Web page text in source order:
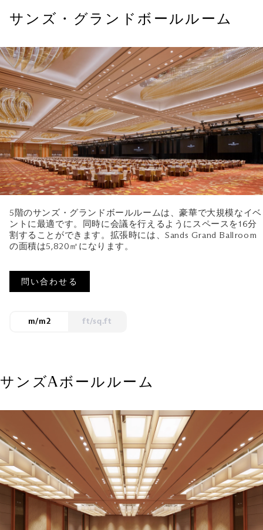
サンズ・グランドボールルーム
5階のサンズ・グランドボールルームは、豪華で大規模なイベ
ントに最適です。同時に会議を行えるようにスペースを16分
割することができます。拡張時には、Sands Grand Ballroom
の面積は5,820㎡になります。
m/m2 ft/sq.ft
問い合わせる
サンズAボールルーム